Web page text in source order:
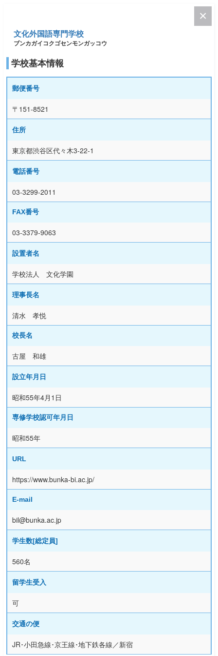
文化外国語専門学校
ブンカガイコクゴセンモンガッコウ
学校基本情報
郵便番号
〒151-8521
住所
東京都渋谷区代々木3-22-1
電話番号
03-3299-2011
FAX番号
03-3379-9063
設置者名
学校法人 文化学園
理事長名
清水 孝悦
校長名
古屋 和雄
設立年月日
昭和55年4月1日
専修学校認可年月日
昭和55年
URL
https://www.bunka-bi.ac.jp/
E-mail
bil@bunka.ac.jp
学生数[総定員]
560名
留学生受入
可
交通の便
JR･小田急線･京王線･地下鉄各線／新宿